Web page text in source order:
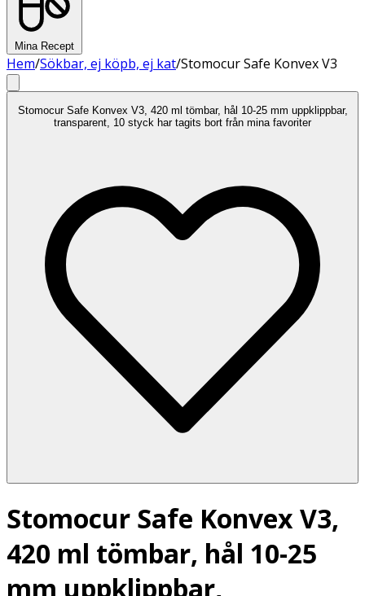
Mina Recept
Hem/Sökbar, ej köpb, ej kat/Stomocur Safe Konvex V3
Stomocur Safe Konvex V3, 420 ml tömbar, hål 10-25 mm uppklippbar,
transparent, 10 styck har tagits bort från mina favoriter
Stomocur Safe Konvex V3,
420 ml tömbar, hål 10-25
mm uppklippbar,